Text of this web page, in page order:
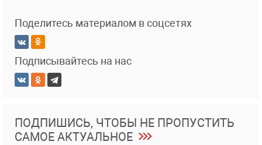
Поделитесь материалом в соцсетях
Подписывайтесь на нас
ПОДПИШИСЬ, ЧТОБЫ НЕ ПРОПУСТИТЬ
САМОЕ АКТУАЛЬНОЕ